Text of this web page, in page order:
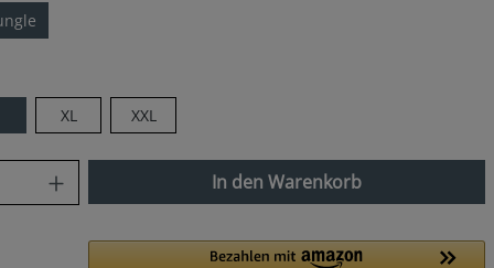
XL XXL
Gib den gewünschten Wert
In den Warenkorb